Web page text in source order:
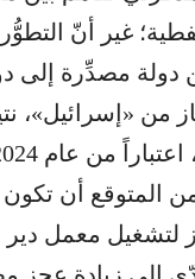
غير أنّ
مصدِّرة إلى
من «إسرائيل»،
فإنّه من
لتشغيل معمل
إلى زيادة عجز